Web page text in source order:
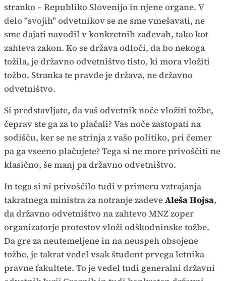
stranko – Republiko Slovenijo in njene organe. V
delo "svojih" odvetnikov se ne sme vmešavati, ne
sme dajati navodil v konkretnih zadevah, tako kot
zahteva zakon. Ko se država odloči, da bo nekoga
tožila, je državno odvetništvo tisto, ki mora vložiti
tožbo. Stranka te pravde je država, ne državno
odvetništvo.
Si predstavljate, da vaš odvetnik noče vložiti tožbe,
čeprav ste ga za to plačali? Vas noče zastopati na
sodišču, ker se ne strinja z vašo politiko, pri čemer
pa ga vseeno plačujete? Tega si ne more privoščiti ne
klasično, še manj pa državno odvetništvo.
In tega si ni privoščilo tudi v primeru vztrajanja
takratnega ministra za notranje zadeveAleša Hojsa,
da državno odvetništvo na zahtevo MNZ zoper
organizatorje protestov vloži odškodninske tožbe.
Da gre za neutemeljene in na neuspeh obsojene
tožbe, je takrat vedel vsak študent prvega letnika
pravne fakultete. To je vedel tudi generalni državni